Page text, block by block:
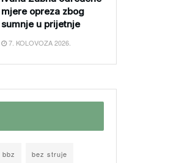
mjere opreza zbog
sumnje u prijetnje
7. KOLOVOZA 2026.
bbz bez struje